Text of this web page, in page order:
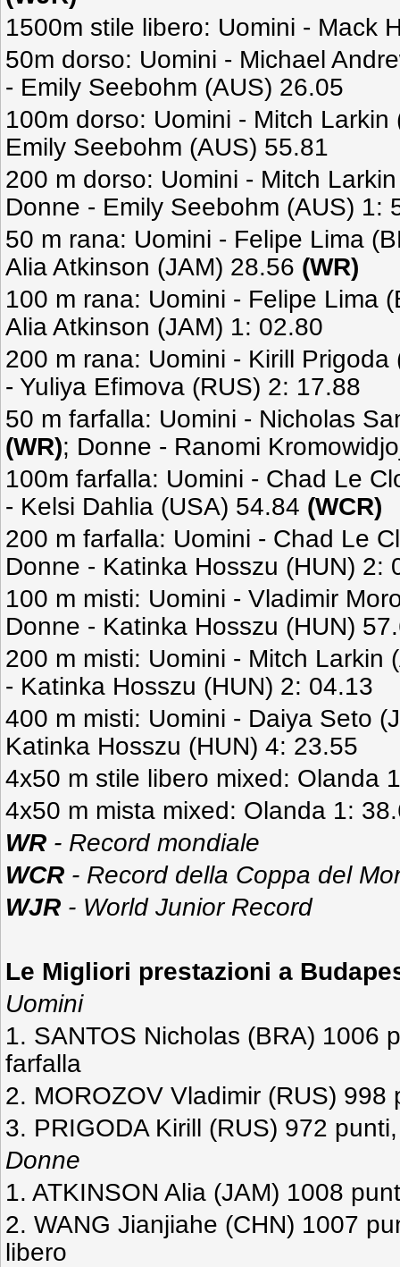
1500m stile libero: Uomini - Mack
50m dorso: Uomini - Michael
- Emily Seebohm (AUS) 26.05
100m dorso: Uomini - Mitch
Emily Seebohm (AUS) 55.81
200 m dorso: Uomini - Mitch
Donne - Emily Seebohm (AUS) 1:
50 m rana: Uomini - Felipe Lima
Alia Atkinson (JAM) 28.56 (WR)
100 m rana: Uomini - Felipe Lima
Alia Atkinson (JAM) 1: 02.80
200 m rana: Uomini - Kirill
- Yuliya Efimova (RUS) 2: 17.88
50 m farfalla: Uomini - Nicholas
(WR); Donne - Ranomi
100m farfalla: Uomini - Chad Le
- Kelsi Dahlia (USA) 54.84 (WCR)
200 m farfalla: Uomini - Chad Le
Donne - Katinka Hosszu (HUN) 2:
100 m misti: Uomini - Vladimir
Donne - Katinka Hosszu (HUN)
200 m misti: Uomini - Mitch Larkin
- Katinka Hosszu (HUN) 2: 04.13
400 m misti: Uomini - Daiya Seto
Katinka Hosszu (HUN) 4: 23.55
4x50 m stile libero mixed: Olanda
4x50 m mista mixed: Olanda 1:
WR - Record mondiale
WCR - Record della Coppa del
WJR - World Junior Record
Le Migliori prestazioni a
Uomini
1. SANTOS Nicholas (BRA) 1006
farfalla
2. MOROZOV Vladimir (RUS) 998
3. PRIGODA Kirill (RUS) 972
Donne
1. ATKINSON Alia (JAM) 1008
2. WANG Jianjiahe (CHN) 1007
libero